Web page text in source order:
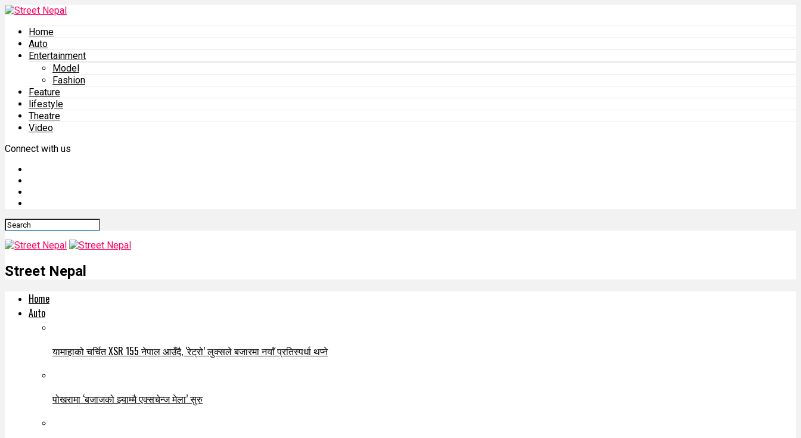
Home
Auto
Entertainment
Model
Fashion
Feature
lifestyle
Theatre
Video
Connect with us
Street Nepal
Home
Auto
यामाहाको चर्चित XSR 155 नेपाल आउँदै, ‘रेट्रो’ लुक्सले बजारमा नयाँ प्रतिस्पर्धा थप्ने
पोखरामा ‘बजाजको झ्याम्मै एक्सचेन्ज मेला’ सुरु